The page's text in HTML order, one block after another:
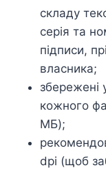
складу
серія та
підписи,
власника;
збережені
кожного
МБ);
dpi (щоб